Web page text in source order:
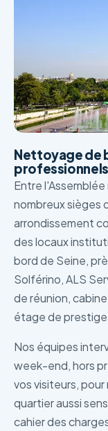
Nettoyage de
professionnels
Entre
nombreux sièges
arrondissement
des locaux
bord de Seine,
Solférino, ALS
de réunion,
étage de
Nos équipes
week-end, hors
vos visiteurs,
quartier aussi
cahier des